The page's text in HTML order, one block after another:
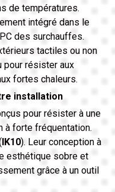
de températures.
intégré dans le
des surchauffes.
tactiles ou non
pour résister aux
fortes chaleurs.
installation
pour résister à une
à forte fréquentation.
IK10). Leur conception à
esthétique sobre et
grâce à un outil